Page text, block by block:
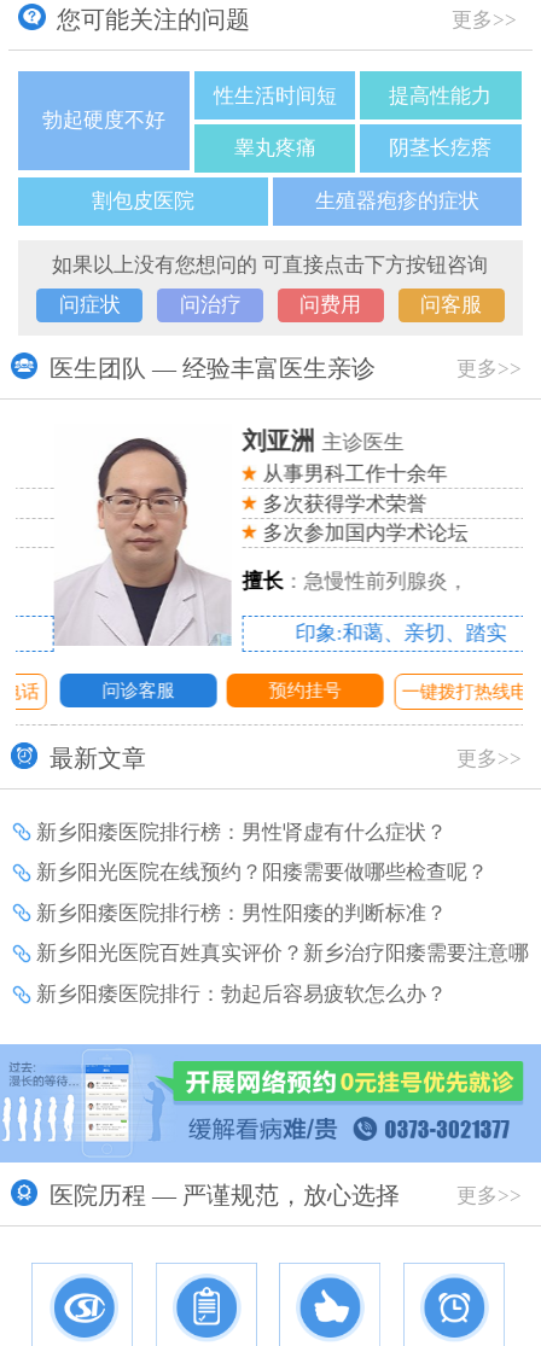
您可能关注的问题 更多>>
勃起硬度不好
性生活时间短 提高性能力
睾丸疼痛 阴茎长疙瘩
割包皮医院 生殖器疱疹的症状
如果以上没有您想问的 可直接点击下方按钮咨询
问症状
问治疗 问费用 问客服
医生团队 — 经验丰富医生亲诊 更多>>
刘亚洲主诊医生
从事男科工作十余年
多次获得学术荣誉
多次参加国内学术论坛
擅长：急慢性前列腺炎，
印象:和蔼、亲切、踏实
问诊客服 预约挂号 一键拨打热线电话
最新文章 更多>>
新乡阳痿医院排行榜：男性肾虚有什么症状？
新乡阳光医院在线预约？阳痿需要做哪些检查呢？
新乡阳痿医院排行榜：男性阳痿的判断标准？
新乡阳光医院百姓真实评价？新乡治疗阳痿需要注意哪
些事项？
新乡阳痿医院排行：勃起后容易疲软怎么办？
医院历程 — 严谨规范，放心选择 更多>>